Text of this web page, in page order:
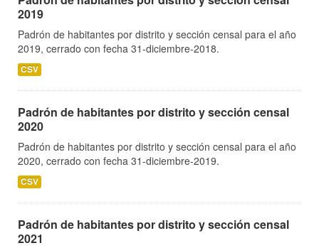
2019
Padrón de habitantes por distrito y sección censal para el año
2019, cerrado con fecha 31-diciembre-2018.
CSV
Padrón de habitantes por distrito y sección censal
2020
Padrón de habitantes por distrito y sección censal para el año
2020, cerrado con fecha 31-diciembre-2019.
CSV
Padrón de habitantes por distrito y sección censal
2021